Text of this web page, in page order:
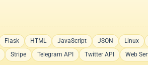
Flask HTML JavaScript JSON Linux
Stripe Telegram API Twitter API Web